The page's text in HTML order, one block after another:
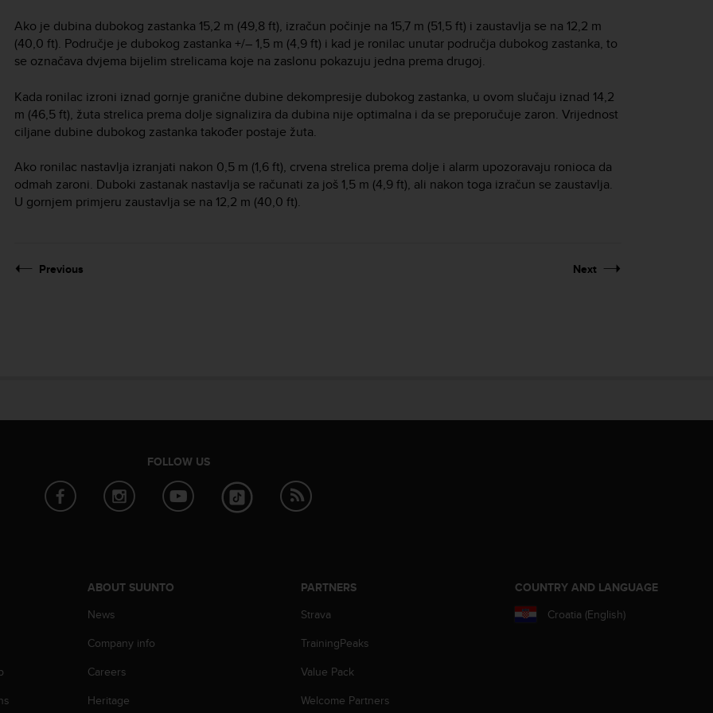
Ako je dubina dubokog zastanka 15,2 m (49,8 ft), izračun počinje na 15,7 m (51,5 ft) i zaustavlja se na 12,2 m
(40,0 ft). Područje je dubokog zastanka +/– 1,5 m (4,9 ft) i kad je ronilac unutar područja dubokog zastanka, to
se označava dvjema bijelim strelicama koje na zaslonu pokazuju jedna prema drugoj.
Kada ronilac izroni iznad gornje granične dubine dekompresije dubokog zastanka, u ovom slučaju iznad 14,2
m (46,5 ft), žuta strelica prema dolje signalizira da dubina nije optimalna i da se preporučuje zaron. Vrijednost
ciljane dubine dubokog zastanka također postaje žuta.
Ako ronilac nastavlja izranjati nakon 0,5 m (1,6 ft), crvena strelica prema dolje i alarm upozoravaju ronioca da
odmah zaroni. Duboki zastanak nastavlja se računati za još 1,5 m (4,9 ft), ali nakon toga izračun se zaustavlja.
U gornjem primjeru zaustavlja se na 12,2 m (40,0 ft).
Previous Next
FOLLOW US
ABOUT SUUNTO
News
Company info
Careers
Heritage
PARTNERS
Strava
TrainingPeaks
Value Pack
Welcome Partners
COUNTRY AND LANGUAGE
Croatia (English)